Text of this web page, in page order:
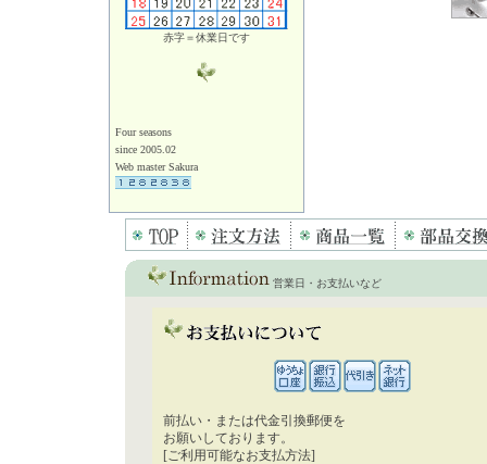
赤字＝休業日です
Four seasons
since 2005.02
Web master Sakura
営業日・お支払いなど
前払い・または代金引換郵便を
お願いしております。
[ご利用可能なお支払方法]